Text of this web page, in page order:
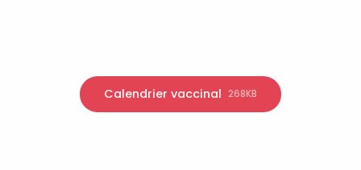
Calendrier vaccinal 268KB